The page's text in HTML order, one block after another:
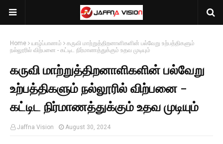
Home யாழ்ப்பாணம்
கருவி மாற்றுத்திறனாளிகளின் பல்வேறு உற்பத்திகளும்
நல்லூரில் விற்பனை - கட்டிட நிர்மாணத்துக்கும் உதவ முடியும்
கருவி மாற்றுத்திறனாளிகளின் பல்வேறு
உற்பத்திகளும் நல்லூரில் விற்பனை -
கட்டிட நிர்மாணத்துக்கும் உதவ முடியும்
Jaffna Vision August 30, 2024